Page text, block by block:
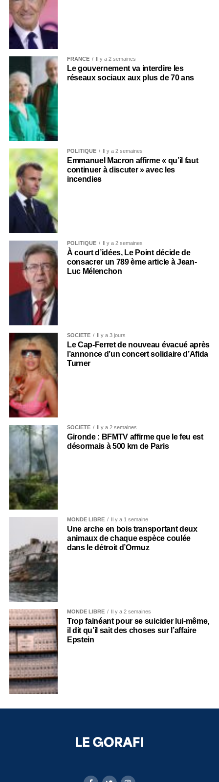
FRANCE Il y a 2 semaines
Le gouvernement va interdire les
réseaux sociaux aux plus de 70 ans
POLITIQUE Il y a 2 semaines
Emmanuel Macron affirme « qu’il faut
continuer à discuter » avec les
incendies
POLITIQUE Il y a 2 semaines
À court d’idées, Le Point décide de
consacrer un 789 ème article à Jean-
Luc Mélenchon
SOCIÉTÉ Il y a 3 jours
Le Cap-Ferret de nouveau évacué après
l’annonce d’un concert solidaire d’Afida
Turner
SOCIÉTÉ Il y a 2 semaines
Gironde : BFMTV affirme que le feu est
désormais à 500 km de Paris
MONDE LIBRE Il y a 1 semaine
Une arche en bois transportant deux
animaux de chaque espèce coulée
dans le détroit d’Ormuz
MONDE LIBRE Il y a 2 semaines
Trop fainéant pour se suicider lui-même,
il dit qu’il sait des choses sur l’affaire
Epstein